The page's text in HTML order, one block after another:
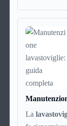
L’azienda è
vendita
affermato e
comuni (e
La